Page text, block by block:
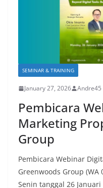
SEMINAR & TRAINING
January 27, 2026 Andre45
Pembicara
Marketing
Group
Pembicara Webinar
Greenwoods Group (WA
Senin tanggal 26